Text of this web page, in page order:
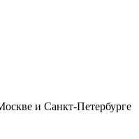
и Санкт-Петербурге